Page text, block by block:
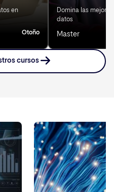
en
Otoño
Domina las
datos
Master
cursos